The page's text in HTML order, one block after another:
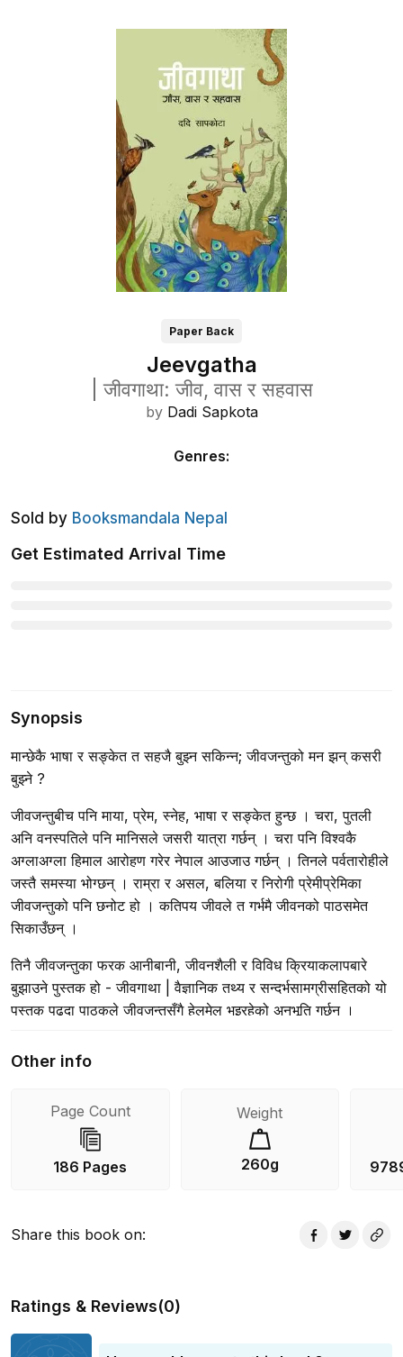
Paper Back
Jeevgatha
|जीवगाथा: जीव, वास र सहवास
by Dadi Sapkota
Genres:
Sold by Booksmandala Nepal
Get Estimated Arrival Time
Synopsis
मान्छेकै भाषा र सङ्केत त सहजै बुझ्न सकिन्न; जीवजन्तुको मन झन् कसरी
बुझ्ने ?
जीवजन्तुबीच पनि माया, प्रेम, स्नेह, भाषा र सङ्केत हुन्छ । चरा, पुतली
अनि वनस्पतिले पनि मानिसले जसरी यात्रा गर्छन् । चरा पनि विश्वकै
अग्लाअग्ला हिमाल आरोहण गरेर नेपाल आउजाउ गर्छन् । तिनले पर्वतारोहीले
जस्तै समस्या भोग्छन् । राम्रा र असल, बलिया र निरोगी प्रेमीप्रेमिका
जीवजन्तुको पनि छनोट हो । कतिपय जीवले त गर्भमै जीवनको पाठसमेत
सिकाउँछन् ।
तिनै जीवजन्तुका फरक आनीबानी, जीवनशैली र विविध क्रियाकलापबारे
बुझाउने पुस्तक हो - जीवगाथा | वैज्ञानिक तथ्य र सन्दर्भसामग्रीसहितको यो
पुस्तक पढ्दा पाठकले जीवजन्तुसँगै हेलमेल भइरहेको अनुभूति गर्छन् ।
Other info
Page Count
186 Pages
Weight
260g
Share this book on:
Ratings & Reviews(0)